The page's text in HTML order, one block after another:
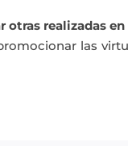
otras realizadas
las